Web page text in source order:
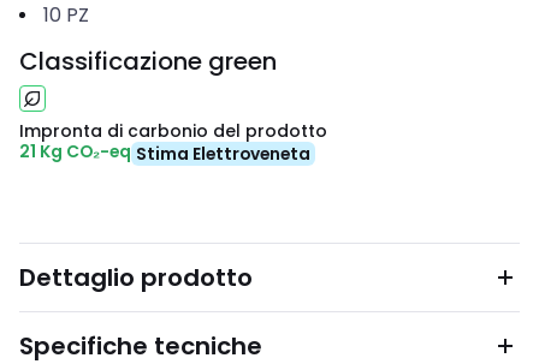
10 PZ
Classificazione green
Impronta di carbonio del prodotto
21 Kg CO₂-eq Stima Elettroveneta
Dettaglio prodotto
Specifiche tecniche